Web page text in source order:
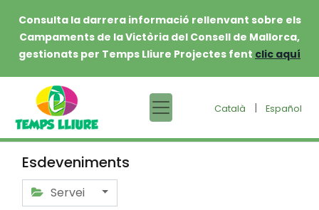
Consulta la darrera informació rellenvant sobre els
Campaments de la Victòria del Consell de Mallorca,
gestionats per Temps Lliure Projectes fent clic aquí
Català | Español
Esdeveniments
Servei